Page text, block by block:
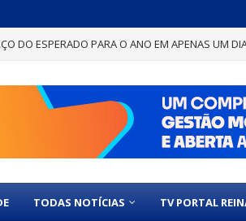
DO ESPERADO PARA O ANO EM APENAS UM
TODAS NOTÍCIAS TV PORTAL